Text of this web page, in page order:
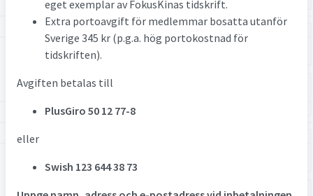
eget exemplar av FokusKinas tidskrift.
Extra portoavgift för medlemmar bosatta utanför
Sverige 345 kr (p.g.a. hög portokostnad för
tidskriften).
Avgiften betalas till
PlusGiro 50 12 77-8
eller
Swish 123 644 38 73